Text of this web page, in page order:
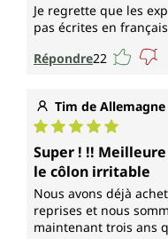
Je regrette que les
pas écrites en français
Répondre22
Tim de Allemagne
Note moyenne de 5
Super ! !!
le côlon irritable
Nous avons déjà
reprises et nous
maintenant trois ans